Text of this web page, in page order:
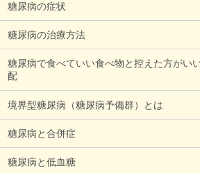
糖尿病の症状
糖尿病の治療方法
糖尿病で食べていい食べ物と控えた方がい
配
境界型糖尿病（糖尿病予備群）とは
糖尿病と合併症
糖尿病と低血糖